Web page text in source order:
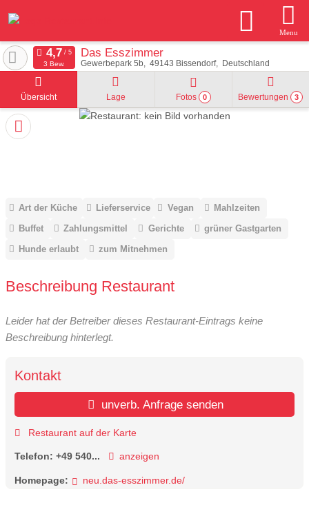
Menu
Das Esszimmer
Gewerbepark 5b 49143 Bissendorf Deutschland
3 Bew.
Übersicht Lage Fotos 0 Bewertungen 3
Art der Küche Lieferservice Vegan
Mahlzeiten
Buffet
Zahlungsmittel Gerichte
grüner Gastgarten
Hunde erlaubt
zum Mitnehmen
Beschreibung Restaurant
Leider hat der Betreiber dieses Restaurant-Eintrags keine
Beschreibung hinterlegt.
Kontakt
unverb. Anfrage senden
Restaurant auf der Karte
Telefon: +49 540... anzeigen
Homepage: neu.das-esszimmer.de/